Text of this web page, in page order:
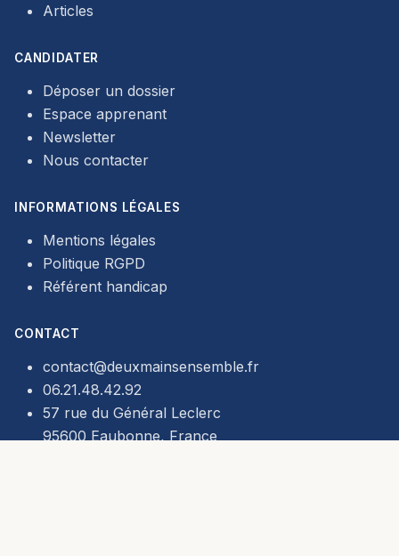
Articles
CANDIDATER
Déposer un dossier
Espace apprenant
Newsletter
Nous contacter
INFORMATIONS LÉGALES
Mentions légales
Politique RGPD
Référent handicap
CONTACT
contact@deuxmainsensemble.fr
06.21.48.42.92
57 rue du Général Leclerc
95600 Eaubonne, France